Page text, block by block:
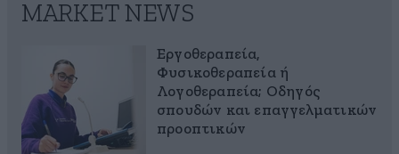
MARKET NEWS
Εργοθεραπεία,
Φυσικοθεραπεία ή
Λογοθεραπεία; Οδηγός
σπουδών και επαγγελματικών
προοπτικών